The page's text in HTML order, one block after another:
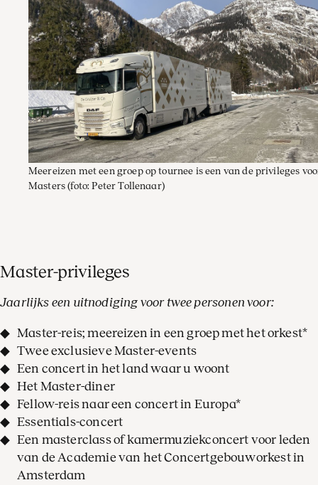
Meereizen met een groep op tournee is een van de privileges
Masters (foto: Peter Tollenaar)
Master-privileges
Jaarlijks een uitnodiging voor twee personen voor:
Master-reis; meereizen in een groep met het orkest*
Twee exclusieve Master-events
Een concert in het land waar u woont
Het Master-diner
Fellow-reis naar een concert in Europa*
Essentials-concert
Een masterclass of kamermuziekconcert voor leden
van de Academie van het Concertgebouworkest in
Amsterdam